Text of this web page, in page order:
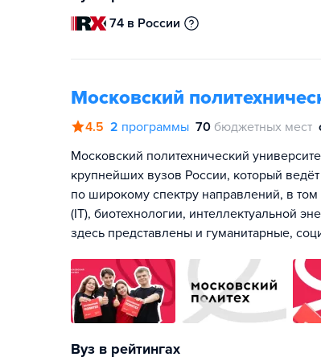
74 в России
Московский
4.5 2 программы 70 бюджетных мест
Московский политехнический
крупнейших вузов России, который
по широкому спектру направлений, в
(IT), биотехнологии, интеллектуальной
здесь представлены и гуманитарные,
Вуз в рейтингах